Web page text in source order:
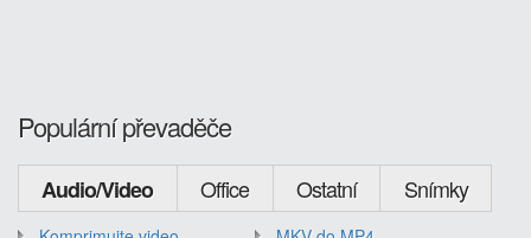
Populární převaděče
Audio/Video Office Ostatní Snímky